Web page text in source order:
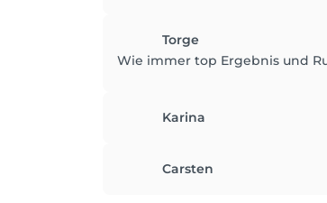
Torge
Wie immer top Ergebnis und
Karina
Carsten